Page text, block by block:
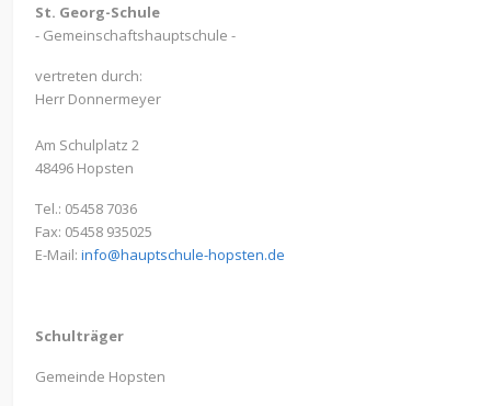
St. Georg-Schule
- Gemeinschaftshauptschule -
vertreten durch:
Herr Donnermeyer
Am Schulplatz 2
48496 Hopsten
Tel.: 05458 7036
Fax: 05458 935025
E-Mail: info@hauptschule-hopsten.de
Schulträger
Gemeinde Hopsten